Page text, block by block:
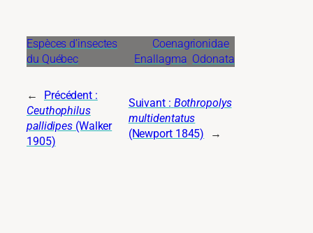
Espèces d’insectes
du Québec
Coenagrionidae
Enallagma Odonata
←
Précédent :
Ceuthophilus
pallidipes (Walker
1905)
Suivant : Bothropolys
multidentatus
(Newport 1845)
→